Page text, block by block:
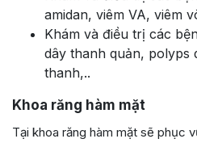
amidan, viêm VA, viêm
Khám và điều trị các
dây thanh quản, polyps
thanh,..
Khoa răng hàm mặt
Tại khoa răng hàm mặt sẽ phục